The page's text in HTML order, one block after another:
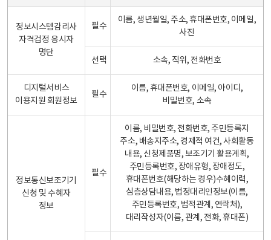
정보시스템감리사
자격검정 응시자
명단
필수
이름, 생년월일, 주소, 휴대폰번호, 이메일,
사진
선택 소속, 직위, 전화번호
디지털서비스
이용지원 회원정보
필수
이름, 휴대폰번호, 이메일, 아이디,
비밀번호, 소속
정보통신보조기기
신청 및 수혜자
정보
필수
이름, 비밀번호, 전화번호, 주민등록지
주소, 배송지주소, 경제적 여건, 사회활동
내용, 신청제품명, 보조기기 활용계획,
주민등록번호, 장애유형, 장애정도,
휴대폰번호(해당하는 경우)수혜이력,
심층상담내용, 법정대리인정보(이름,
주민등록번호, 법적관계, 연락처),
대리작성자(이름, 관계, 전화, 휴대폰)